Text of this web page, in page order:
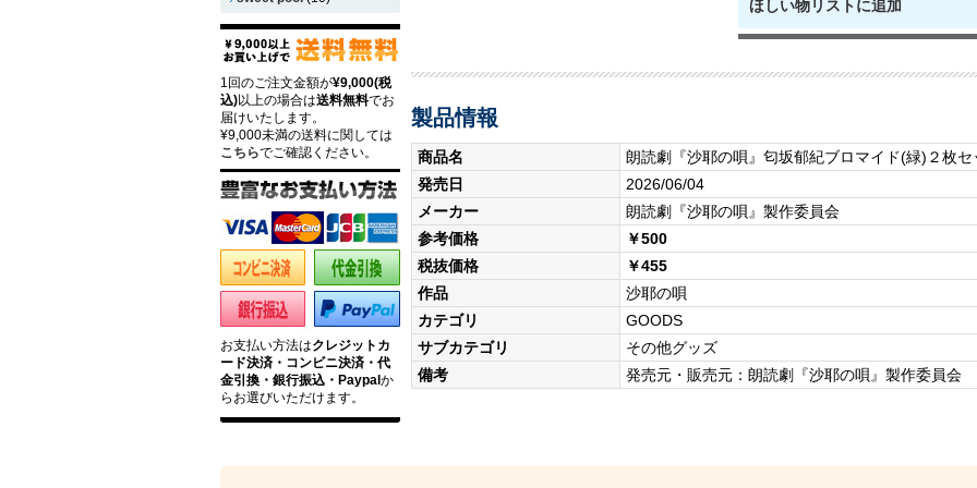
ほしい物リストに追加
製品情報
商品名
朗読劇『沙耶の唄』匂坂郁紀ブロマイド(緑)２枚セ
発売日
2026/06/04
メーカー
朗読劇『沙耶の唄』製作委員会
参考価格
￥500
税抜価格
￥455
作品
沙耶の唄
カテゴリ
GOODS
サブカテゴリ
その他グッズ
備考
発売元・販売元：朗読劇『沙耶の唄』製作委員会
1回のご注文金額が¥9,000(税
込)以上の場合は送料無料でお
届けいたします。
¥9,000未満の送料に関しては
こちらでご確認ください。
お支払い方法はクレジットカ
ード決済・コンビニ決済・代
金引換・銀行振込・Paypal か
らお選びいただけます。